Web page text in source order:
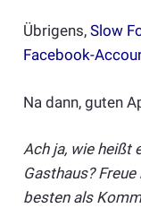
Übrigens, Slow
Facebook-
Na dann, guten
Ach ja, wie heißt
Gasthaus?
besten als